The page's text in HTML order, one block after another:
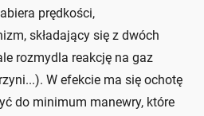
prędkości,
składający się z dwóch
rozmydla reakcję na gaz
W efekcie ma się ochotę
do minimum manewry, które